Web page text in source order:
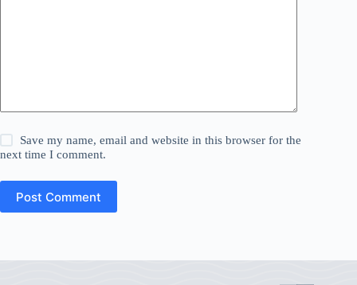
Save my name, email and website in this browser for the
next time I comment.
Post Comment